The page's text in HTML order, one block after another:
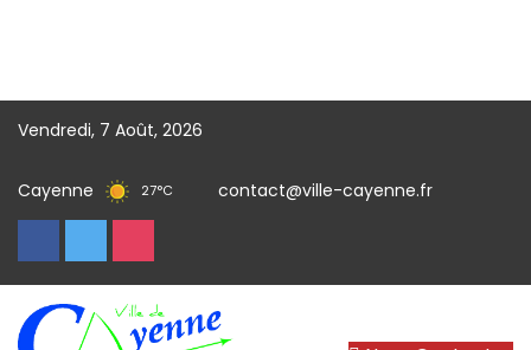
Vendredi, 7 Août, 2026
Cayenne 27°C contact@ville-cayenne.fr